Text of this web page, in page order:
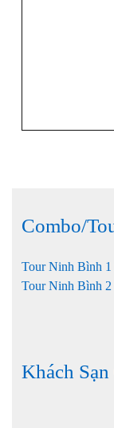
Combo/
Tour Ninh Bình 1
Tour Ninh Bình 2
Khách